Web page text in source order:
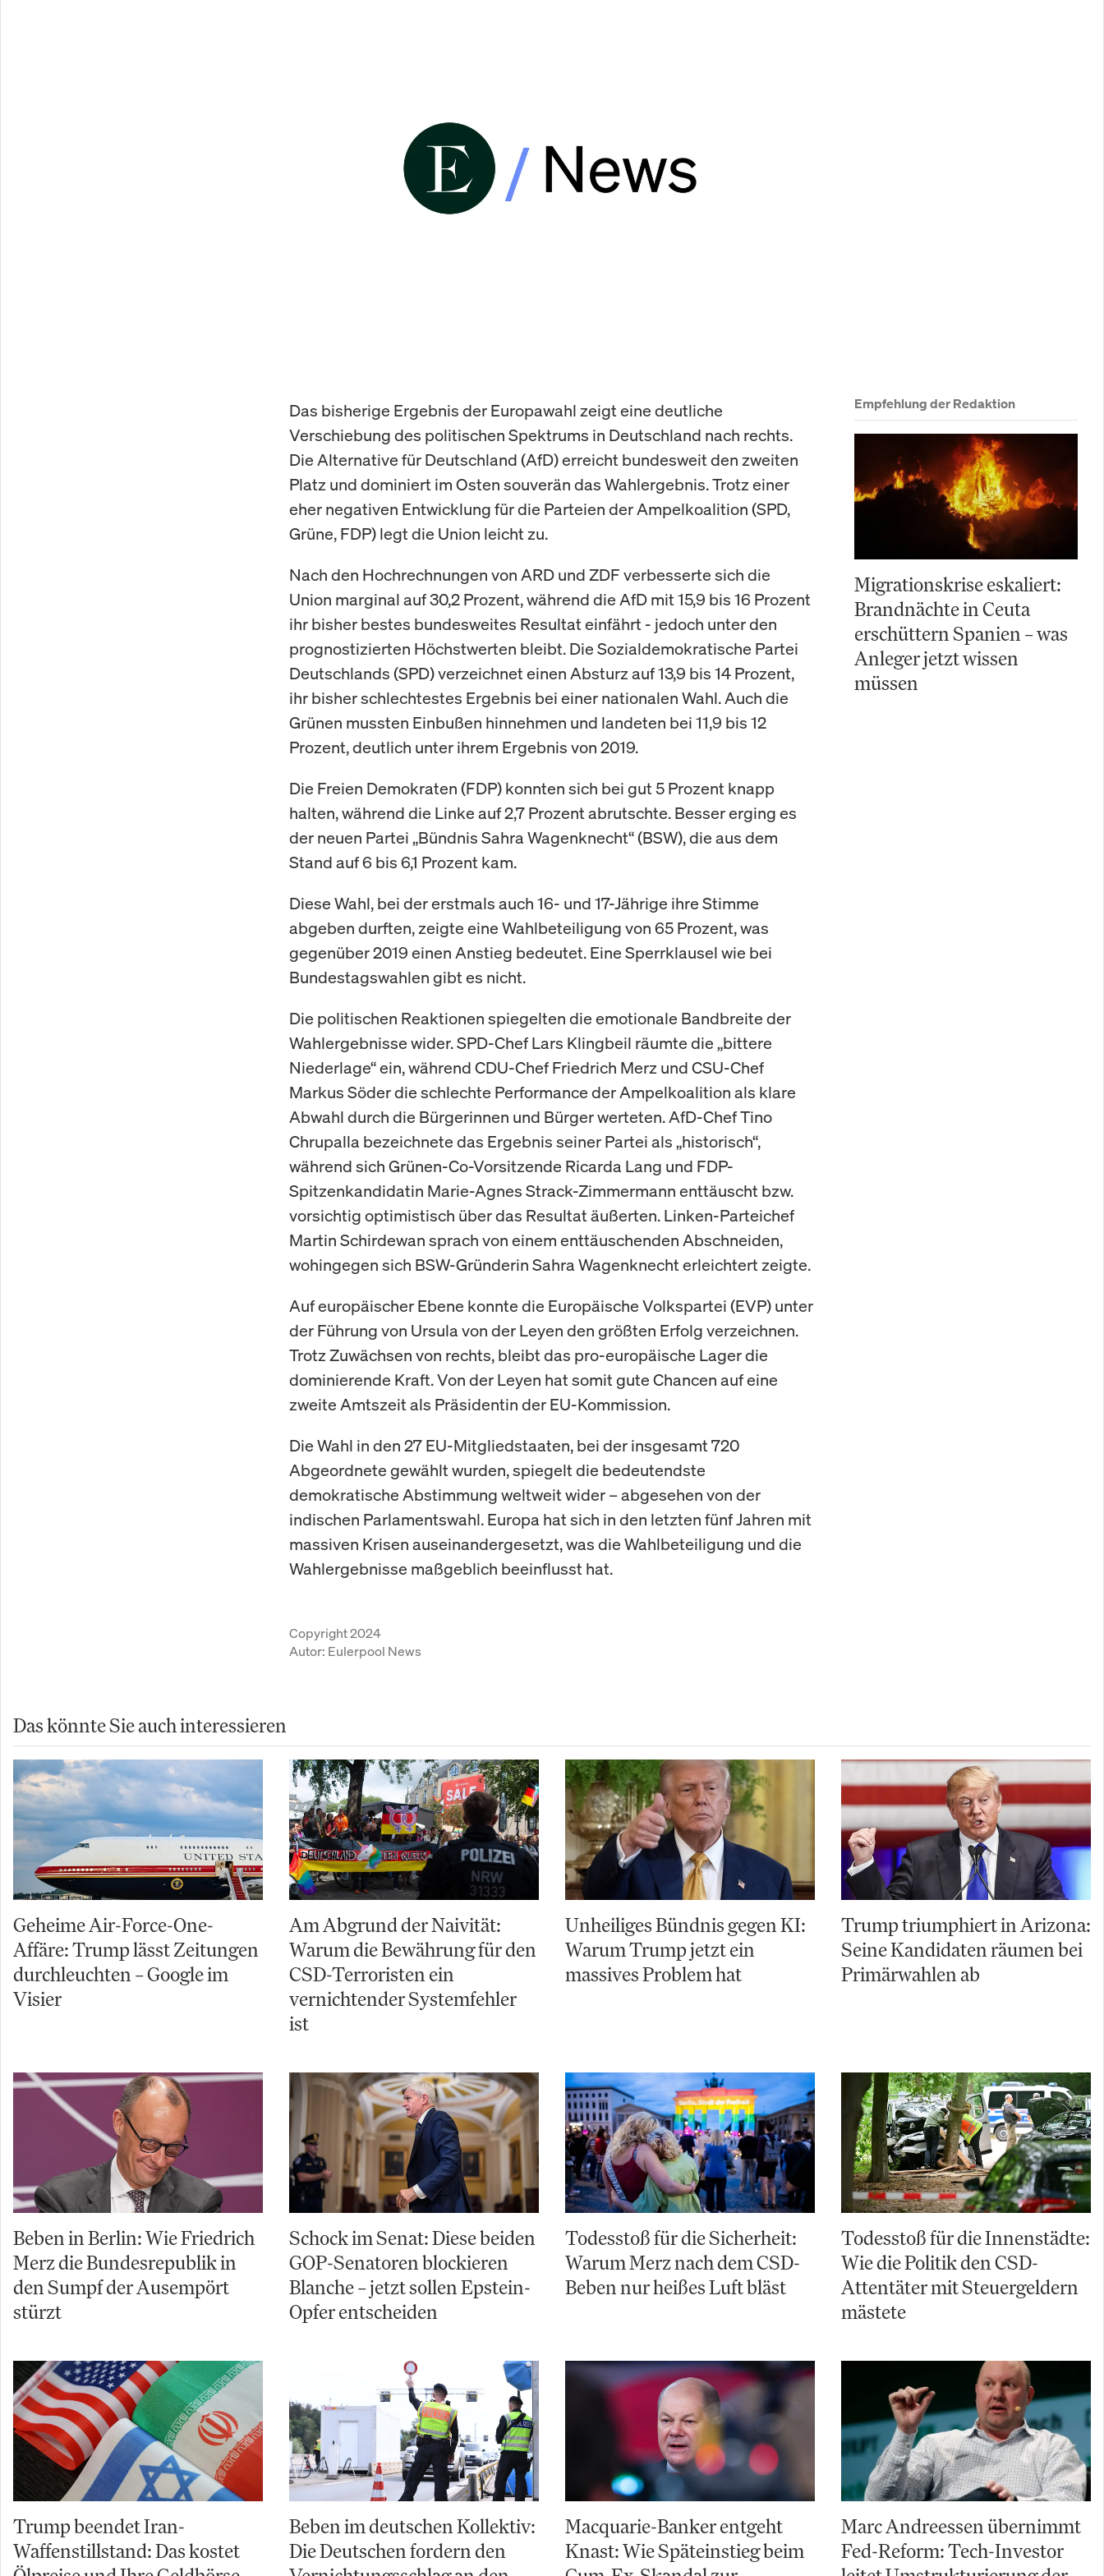
Das bisherige Ergebnis der Europawahl zeigt eine deutliche
Verschiebung des politischen Spektrums in Deutschland nach rechts.
Die Alternative für Deutschland (AfD) erreicht bundesweit den zweiten
Platz und dominiert im Osten souverän das Wahlergebnis. Trotz einer
eher negativen Entwicklung für die Parteien der Ampelkoalition (SPD,
Grüne, FDP) legt die Union leicht zu.
Nach den Hochrechnungen von ARD und ZDF verbesserte sich die
Union marginal auf 30,2 Prozent, während die AfD mit 15,9 bis 16 Prozent
ihr bisher bestes bundesweites Resultat einfährt - jedoch unter den
prognostizierten Höchstwerten bleibt. Die Sozialdemokratische Partei
Deutschlands (SPD) verzeichnet einen Absturz auf 13,9 bis 14 Prozent,
ihr bisher schlechtestes Ergebnis bei einer nationalen Wahl. Auch die
Grünen mussten Einbußen hinnehmen und landeten bei 11,9 bis 12
Prozent, deutlich unter ihrem Ergebnis von 2019.
Die Freien Demokraten (FDP) konnten sich bei gut 5 Prozent knapp
halten, während die Linke auf 2,7 Prozent abrutschte. Besser erging es
der neuen Partei „Bündnis Sahra Wagenknecht“ (BSW), die aus dem
Stand auf 6 bis 6,1 Prozent kam.
Diese Wahl, bei der erstmals auch 16- und 17-Jährige ihre Stimme
abgeben durften, zeigte eine Wahlbeteiligung von 65 Prozent, was
gegenüber 2019 einen Anstieg bedeutet. Eine Sperrklausel wie bei
Bundestagswahlen gibt es nicht.
Die politischen Reaktionen spiegelten die emotionale Bandbreite der
Wahlergebnisse wider. SPD-Chef Lars Klingbeil räumte die „bittere
Niederlage“ ein, während CDU-Chef Friedrich Merz und CSU-Chef
Markus Söder die schlechte Performance der Ampelkoalition als klare
Abwahl durch die Bürgerinnen und Bürger werteten. AfD-Chef Tino
Chrupalla bezeichnete das Ergebnis seiner Partei als „historisch“,
während sich Grünen-Co-Vorsitzende Ricarda Lang und FDP-
Spitzenkandidatin Marie-Agnes Strack-Zimmermann enttäuscht bzw.
vorsichtig optimistisch über das Resultat äußerten. Linken-Parteichef
Martin Schirdewan sprach von einem enttäuschenden Abschneiden,
wohingegen sich BSW-Gründerin Sahra Wagenknecht erleichtert zeigte.
Auf europäischer Ebene konnte die Europäische Volkspartei (EVP) unter
der Führung von Ursula von der Leyen den größten Erfolg verzeichnen.
Trotz Zuwächsen von rechts, bleibt das pro-europäische Lager die
dominierende Kraft. Von der Leyen hat somit gute Chancen auf eine
zweite Amtszeit als Präsidentin der EU-Kommission.
Die Wahl in den 27 EU-Mitgliedstaaten, bei der insgesamt 720
Abgeordnete gewählt wurden, spiegelt die bedeutendste
demokratische Abstimmung weltweit wider – abgesehen von der
indischen Parlamentswahl. Europa hat sich in den letzten fünf Jahren mit
massiven Krisen auseinandergesetzt, was die Wahlbeteiligung und die
Wahlergebnisse maßgeblich beeinflusst hat.
Copyright 2024
Autor: Eulerpool News
Empfehlung der Redaktion
Migrationskrise eskaliert:
Brandnächte in Ceuta
erschüttern Spanien – was
Anleger jetzt wissen
müssen
Das könnte Sie auch interessieren
Geheime Air-Force-One-
Affäre: Trump lässt Zeitungen
durchleuchten – Google im
Visier
Am Abgrund der Naivität:
Warum die Bewährung für den
CSD-Terroristen ein
vernichtender Systemfehler
ist
Unheiliges Bündnis gegen KI:
Warum Trump jetzt ein
massives Problem hat
Trump triumphiert in Arizona:
Seine Kandidaten räumen bei
Primärwahlen ab
Beben in Berlin: Wie Friedrich
Merz die Bundesrepublik in
den Sumpf der Ausempört
stürzt
Schock im Senat: Diese beiden
GOP-Senatoren blockieren
Blanche – jetzt sollen Epstein-
Opfer entscheiden
Todesstoß für die Sicherheit:
Warum Merz nach dem CSD-
Beben nur heißes Luft bläst
Todesstoß für die Innenstädte:
Wie die Politik den CSD-
Attentäter mit Steuergeldern
mästete
Trump beendet Iran-
Waffenstillstand: Das kostet
Beben im deutschen Kollektiv:
Die Deutschen fordern den
Macquarie-Banker entgeht
Knast: Wie Späteinstieg beim
Marc Andreessen übernimmt
Fed-Reform: Tech-Investor